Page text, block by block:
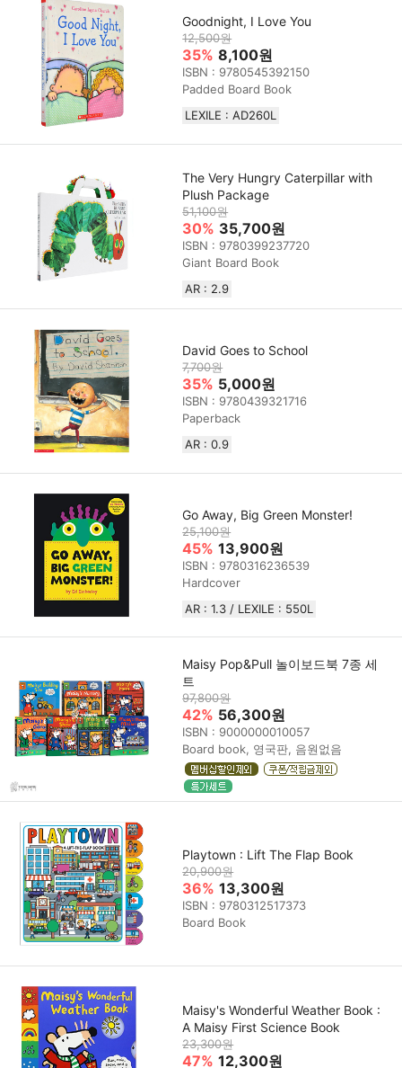
Goodnight, I Love You
12,500원
35% 8,100원
ISBN : 9780545392150
Padded Board Book
LEXILE : AD260L
The Very Hungry Caterpillar with
Plush Package
51,100원
30% 35,700원
ISBN : 9780399237720
Giant Board Book
AR : 2.9
David Goes to School
7,700원
35% 5,000원
ISBN : 9780439321716
Paperback
AR : 0.9
Go Away, Big Green Monster!
25,100원
45% 13,900원
ISBN : 9780316236539
Hardcover
AR : 1.3 / LEXILE : 550L
Maisy Pop&Pull 놀이보드북 7종 세
트
97,800원
42% 56,300원
ISBN : 9000000010057
Board book, 영국판, 음원없음
Playtown : Lift The Flap Book
20,900원
36% 13,300원
ISBN : 9780312517373
Board Book
Maisy's Wonderful Weather Book :
A Maisy First Science Book
23,300원
47% 12,300원